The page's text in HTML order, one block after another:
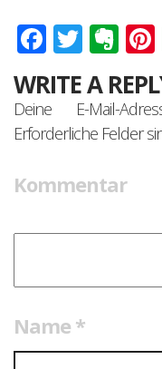
WRITE A
Deine E-Mail-
Erforderliche Felder
Kommentar
Name *